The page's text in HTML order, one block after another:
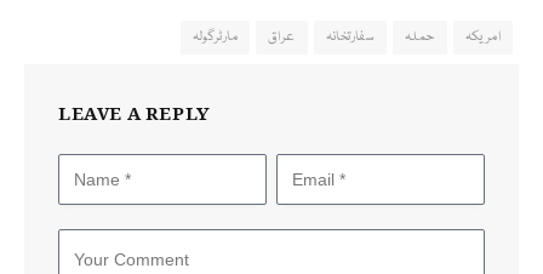
امریکہ حملہ سفارتخانہ عراق مارٹرگولہ
LEAVE A REPLY